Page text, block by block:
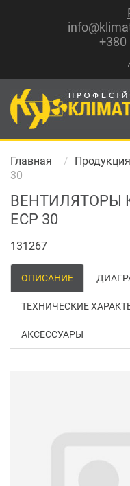
+380
Главная Продукция
30
ВЕНТИЛЯТОРЫ
ECP 30
131267
ОПИСАНИЕ
ТЕХНИЧЕСКИЕ
АКСЕССУАРЫ